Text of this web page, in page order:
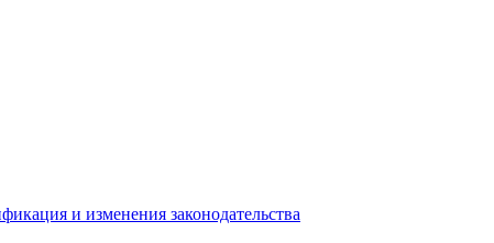
и изменения законодательства